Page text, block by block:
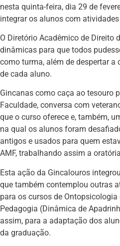
nesta quinta-feira, dia 29 de
integrar os alunos com
O Diretório Acadêmico de Direito
dinâmicas para que todos
como turma, além de despertar a
de cada aluno.
Gincanas como caça ao tesouro
Faculdade, conversa com
que o curso oferece e, também,
na qual os alunos foram
antigos e usados para quem
AMF, trabalhando assim a
Esta ação da Gincalouros
que também contemplou outras
para os cursos de Ontopsicologia
Pedagogia (Dinâmica de
assim, para a adaptação dos
da graduação.